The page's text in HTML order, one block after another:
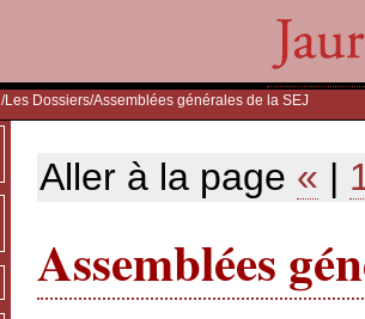
/Les Dossiers/Assemblées générales de la SEJ
Aller à la page « |
Assemblées